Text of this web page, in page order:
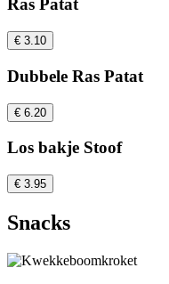
Ras Patat
€ 3.10
Dubbele Ras Patat
€ 6.20
Los bakje Stoof
€ 3.95
Snacks